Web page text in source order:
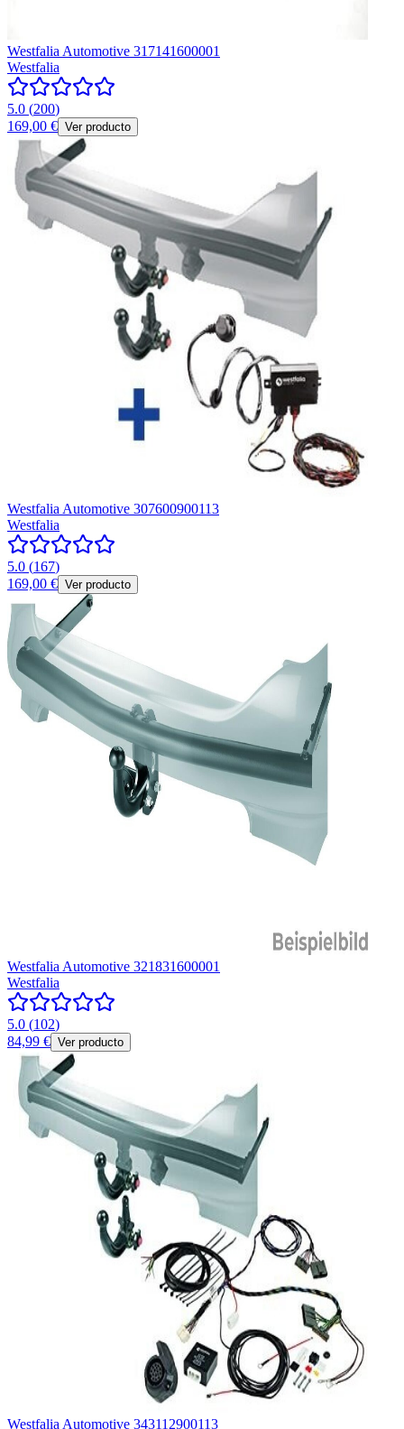
Westfalia Automotive 317141600001
Westfalia
5.0 (200)
169,00 € Ver producto
Westfalia Automotive 307600900113
Westfalia
5.0 (167)
169,00 € Ver producto
Westfalia Automotive 321831600001
Westfalia
5.0 (102)
84,99 € Ver producto
Westfalia Automotive 343112900113